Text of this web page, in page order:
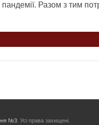
пандемії. Разом з тим
№3 . Усі права захищені.